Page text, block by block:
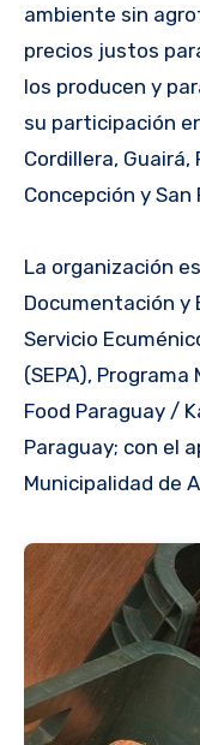
ambiente sin
precios justos
los producen y
su participación
Cordillera, Guairá,
Concepción y San
La organización
Documentación y
Servicio
(SEPA),
Food Paraguay /
Paraguay; con el
Municipalidad de